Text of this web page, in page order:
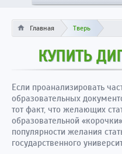
Главная Тверь
КУПИТЬ
Если проанализировать
образовательных
тот факт, что желающих
образовательной
популярности желания
государственного